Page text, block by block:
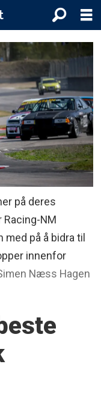
på deres
Racing-NM
med på å bidra til
innenfor
Næss Hagen